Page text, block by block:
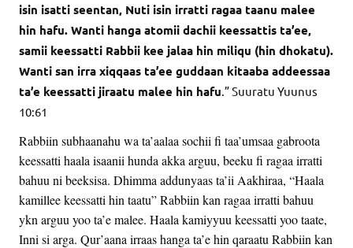
isin isatti seentan, Nuti isin irratti ragaa taanu malee
hin hafu. Wanti hanga atomii dachii keessattis ta’ee,
samii keessatti Rabbii kee jalaa hin miliqu (hin dhokatu).
Wanti san irra xiqqaas ta’ee guddaan kitaaba addeessaa
ta’e keessatti jiraatu malee hin hafu .” Suuratu Yuunus
10:61
Rabbiin subhaanahu wa ta’aalaa sochii fi taa’umsaa gabroota
keessatti haala isaanii hunda akka arguu, beeku fi ragaa irratti
bahuu ni beeksisa. Dhimma addunyaas ta’ii Aakhiraa, “Haala
kamillee keessatti hin taatu” Rabbiin kan ragaa irratti bahuu
ykn arguu yoo ta’e malee. Haala kamiyyuu keessatti yoo taate,
Inni si arga. Qur’aana irraas hanga ta’e hin qaraatu Rabbiin kan